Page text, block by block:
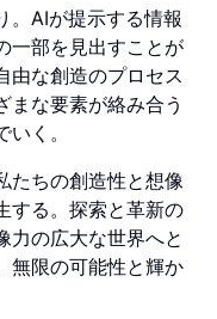
。AIが提示する情報
一部を見出すことが
由な創造のプロセス
まな要素が絡み合う
く。
たちの創造性と想像
する。探索と革新の
力の広大な世界へと
無限の可能性と輝か